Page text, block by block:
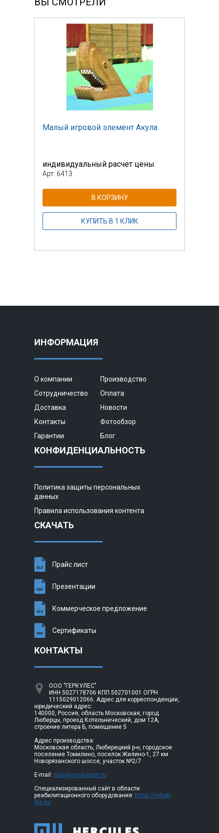
Малый игровой элемент Акула
индивидуальный расчет цены
Арт: 6413
В КОРЗИНУ
КУПИТЬ В 1 КЛИК
ИНФОРМАЦИЯ
О компании
Производство
Сотрудничество
Оплата
Доставка
Новости
Контакты
Фотообзор
Гарантии
Блог
КОНФИДЕНЦИАЛЬНОСТЬ
Политика защиты персональных
данных
Правила использования контента
СКАЧАТЬ
Прайс лист
Презентации
Коммерческое предложение
Сертификаты
КОНТАКТЫ
ООО "ГЕРКУЛЕС"
ИНН 5027178706 КПП 502701001 ОГРН
1115029012066. Адрес для корреспонденции,
юридический адрес:
140000, Россия, область Московская, город
Люберцы, проезд Котельнический, дом 12А,
строение литера Б, помещение 5
Адрес производства:
Московская область, Люберецкий р-н, городское
поселение Томилино, поселок Жилино-1, 27 км
Новорязанского шоссе, участок №2/7
E-mail: sale@royal-sport.ru
Специализированный сайт в области
реабилитационного оборудования: https://rehab-
life.ru/